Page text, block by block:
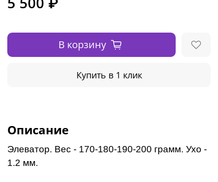
В корзину
Купить в 1 клик
Описание
Элеватор. Вес - 170-180-190-200 грамм. Ухо -
1.2 мм.